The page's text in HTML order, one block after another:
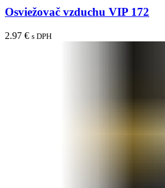
Osviežovač vzduchu VIP 172
2.97 € s DPH